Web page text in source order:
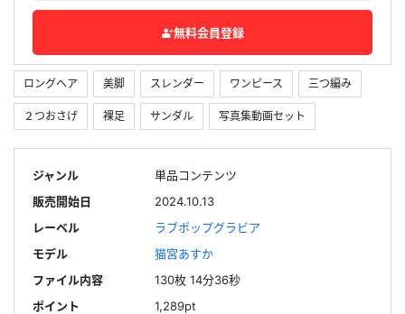
ロングヘア 美脚 スレンダー ワンピース 三つ編み
２つおさげ 裸足 サンダル 写真集動画セット
ジャンル
単品コンテンツ
販売開始日
2024.10.13
レーベル
ラブポップグラビア
モデル
猫宮あすか
ファイル内容
130枚 14分36秒
ポイント
1,289pt
無料会員登録